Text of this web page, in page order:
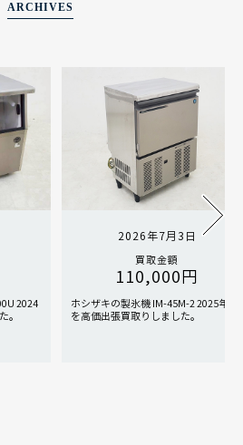
ARCHIVES
2024
。
2026年7月3日
買取金額
110,000円
ホシザキの製氷機 IM-45M-2 2025年製
を高価出張買取りしました。